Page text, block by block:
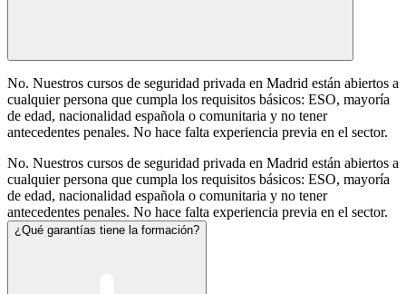
No. Nuestros cursos de seguridad privada en Madrid están abiertos a
cualquier persona que cumpla los requisitos básicos: ESO, mayoría
de edad, nacionalidad española o comunitaria y no tener
antecedentes penales. No hace falta experiencia previa en el sector.
No. Nuestros cursos de seguridad privada en Madrid están abiertos a
cualquier persona que cumpla los requisitos básicos: ESO, mayoría
de edad, nacionalidad española o comunitaria y no tener
antecedentes penales. No hace falta experiencia previa en el sector.
¿Qué garantías tiene la formación?